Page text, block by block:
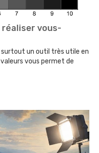
réaliser vous-
surtout un outil très utile en
vous permet de